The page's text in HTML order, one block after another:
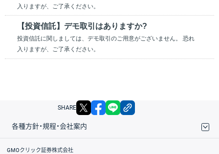
入りますが、ご了承ください。
【投資信託】デモ取引はありますか?
投資信託に関しましては、デモ取引のご用意がございません。 恐れ
入りますが、ご了承ください。
SHARE X facebook
各種方針・規程・会社案内
取引規程・約款
サイトマップ
その他のご案内
個人情報保護方針
最良執行方針
サイトのご利用について
ディスクレイマー
信託保全
リスク説明
会社案内
GMOクリック証券株式会社